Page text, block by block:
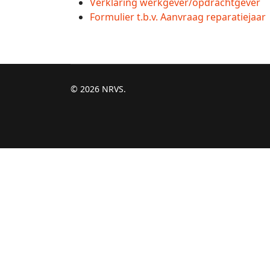
Formulier t.b.v. Aanvraag reparatiejaar
© 2026 NRVS.